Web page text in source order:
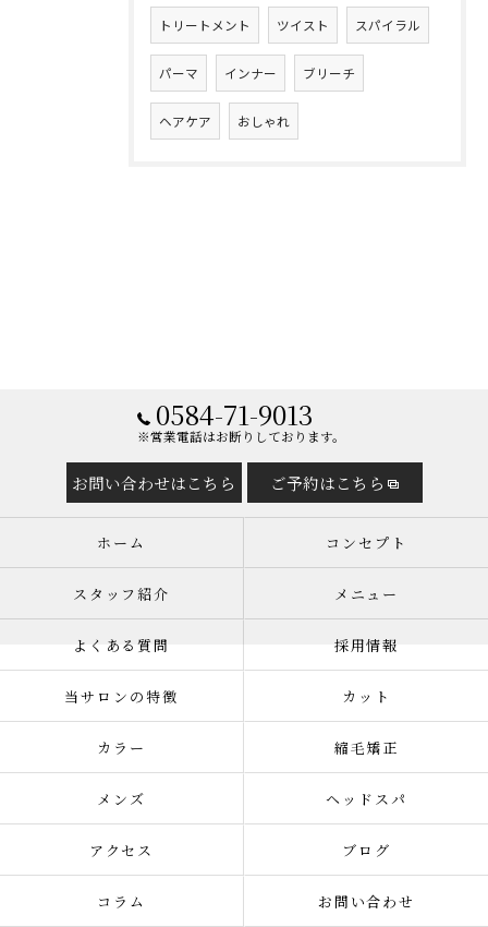
トリートメント ツイスト スパイラル
パーマ インナー ブリーチ
ヘアケア おしゃれ
0584-71-9013
※営業電話はお断りしております。
お問い合わせはこちら ご予約はこちら
ホーム コンセプト
スタッフ紹介 メニュー
よくある質問 採用情報
当サロンの特徴 カット
カラー 縮毛矯正
メンズ ヘッドスパ
アクセス ブログ
コラム お問い合わせ